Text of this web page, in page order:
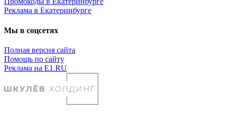
Реклама в Екатеринбурге
Мы в соцсетях
Полная версия сайта
Помощь по сайту
Реклама на E1.RU